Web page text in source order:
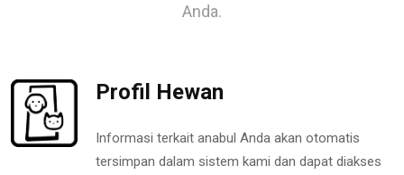
Anda.
Profil Hewan
Informasi terkait anabul Anda akan otomatis
tersimpan dalam sistem kami dan dapat diakses